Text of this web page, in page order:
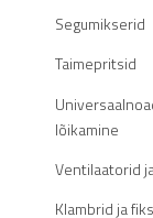
Segumikserid
Taimepritsid
lõikamine
Ventilaatorid
Klambrid ja